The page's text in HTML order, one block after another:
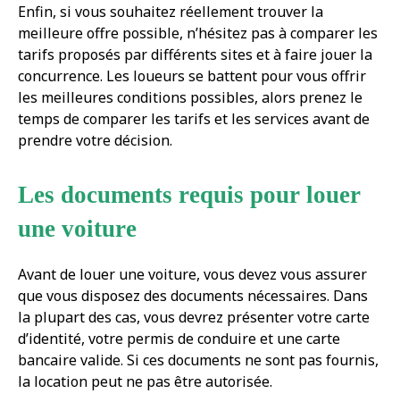
Enfin, si vous souhaitez réellement trouver la
meilleure offre possible, n’hésitez pas à comparer les
tarifs proposés par différents sites et à faire jouer la
concurrence. Les loueurs se battent pour vous offrir
les meilleures conditions possibles, alors prenez le
temps de comparer les tarifs et les services avant de
prendre votre décision.
Les documents requis pour louer
une voiture
Avant de louer une voiture, vous devez vous assurer
que vous disposez des documents nécessaires. Dans
la plupart des cas, vous devrez présenter votre carte
d’identité, votre permis de conduire et une carte
bancaire valide. Si ces documents ne sont pas fournis,
la location peut ne pas être autorisée.